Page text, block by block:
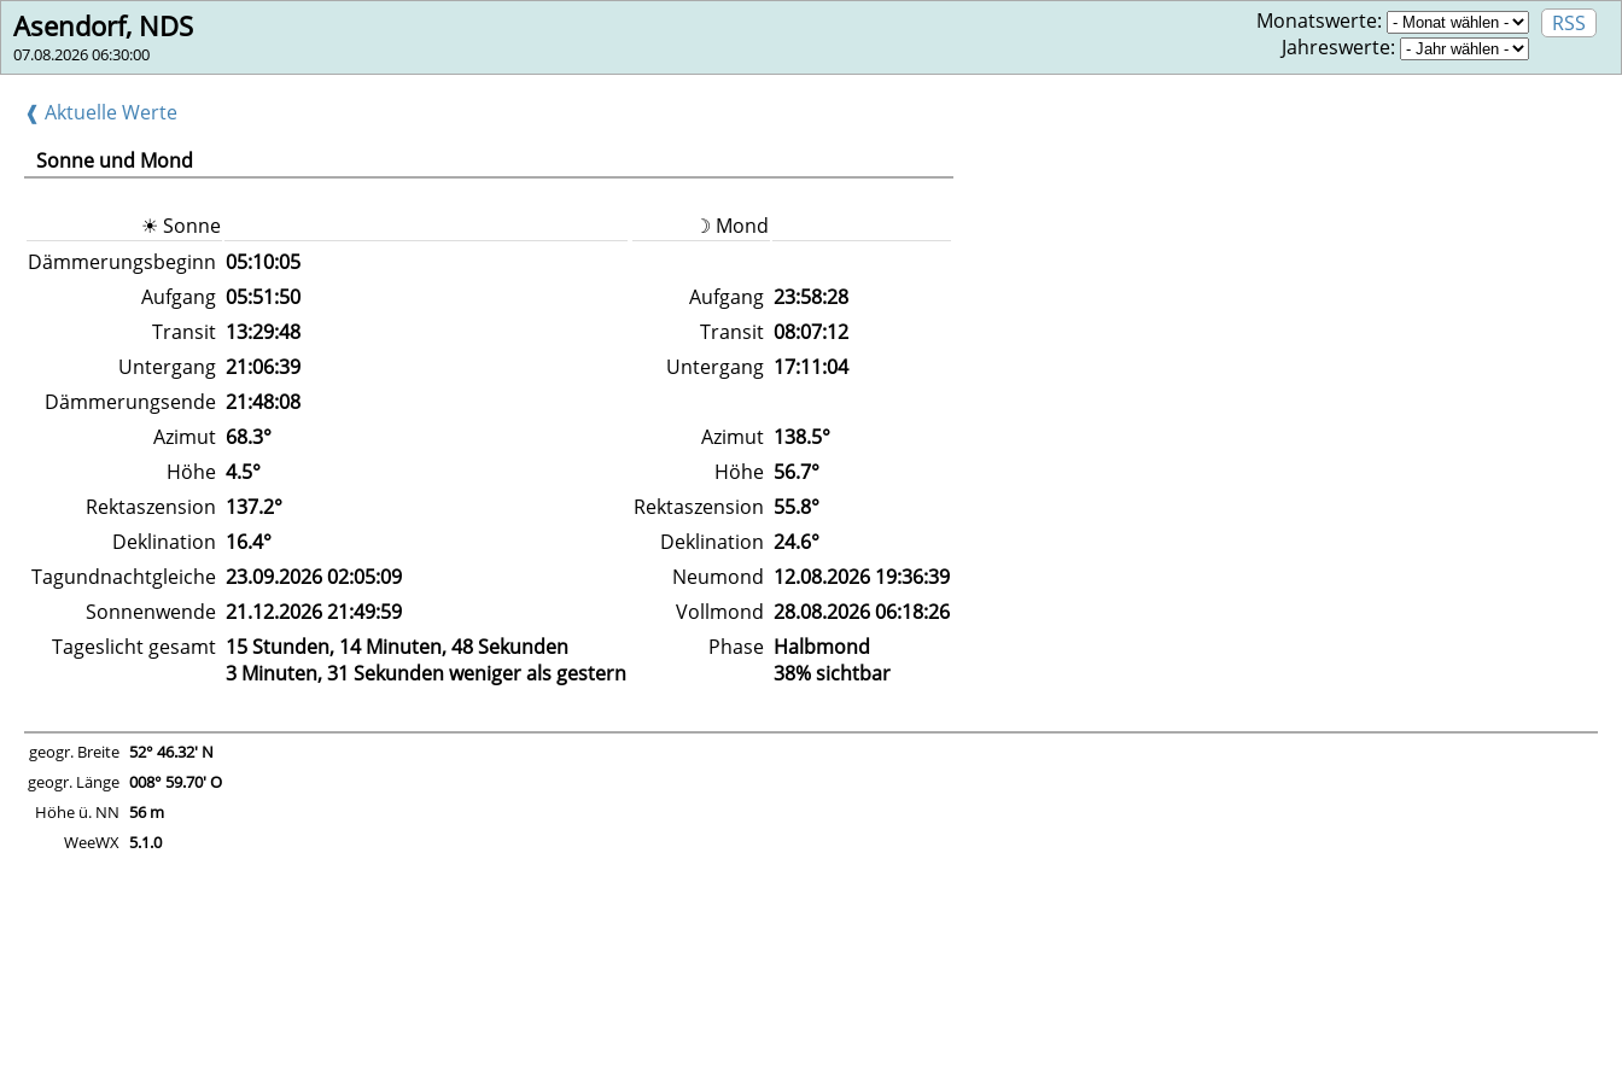
Asendorf, NDS
07.08.2026 06:30:00
RSS
Monatswerte:
Jahreswerte:
❰ Aktuelle Werte
Sonne und Mond
☀ Sonne
Dämmerungsbeginn 05:10:05
Aufgang 05:51:50
Transit 13:29:48
Untergang 21:06:39
Dämmerungsende 21:48:08
Azimut 68.3°
Höhe 4.5°
Rektaszension 137.2°
Deklination 16.4°
Tagundnachtgleiche 23.09.2026 02:05:09
Sonnenwende 21.12.2026 21:49:59
Tageslicht gesamt 15 Stunden, 14 Minuten, 48 Sekunden
3 Minuten, 31 Sekunden weniger als gestern
☽ Mond
Aufgang 23:58:28
Transit 08:07:12
Untergang 17:11:04
Azimut 138.5°
Höhe 56.7°
Rektaszension 55.8°
Deklination 24.6°
Neumond 12.08.2026 19:36:39
Vollmond 28.08.2026 06:18:26
Phase Halbmond
38% sichtbar
geogr. Breite 52° 46.32' N
geogr. Länge 008° 59.70' O
Höhe ü. NN 56 m
WeeWX 5.1.0